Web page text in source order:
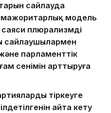
сайлауда
модель
саяси плюрализмді
сайлаушылармен
парламенттік
сенімін арттыруға
тіркеуге
айта кету